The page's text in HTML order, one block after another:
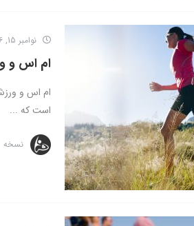
نوامبر 15, 2016
ام اس و
ام اس و
است که ...
نسخه